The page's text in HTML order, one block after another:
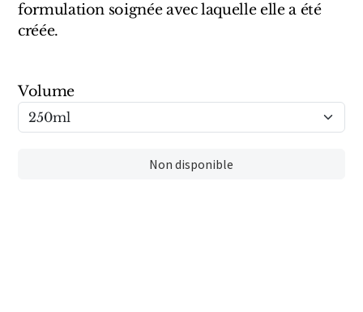
formulation soignée avec laquelle elle a été
créée.
Volume
Non disponible
Marques Italiennes
Santa Maria Novella
Profumum Roma